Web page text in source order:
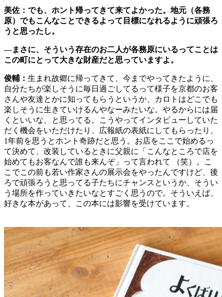
美佐：でも、ホント帰ってきて来てよかった。地元（各務
原）でもこんなことできるよって目標になれるように頑張ろ
うと思ったし。
―まさに、そういう存在のお二人が各務原にいるってことは
この町にとって大きな財産だと思っていますよ。
俊輔： 生まれ故郷に帰ってきて、今までやってきたように、
自分たちが楽しそうに毎日過ごしてるって様子を京都のお客
さんや友達とかに知ってもらうというか、カロトはどこでも
楽しそうに生きていけるんやなーみたいな。やるからには届
くといいな、と思ってる。こうやってインタビューしていた
だく機会をいただけたり、広報紙の表紙にしてもらったり、
1年前を思うとホント奇跡だと思う。お店をここで始めるっ
て決めて、改装しているときに父親に「こんなところで店を
始めてもお客なんで誰も来んぞ」って言われて （笑）。こ
こでこの前も若い作家さんの展示会をやったんですけど、後
ろで頑張ろうと思ってる子たちにチャンスというか、そうい
う場所を作っていきたいなとすごく思うので。そういえば、
好きな本があって、この本には影響を受けています。